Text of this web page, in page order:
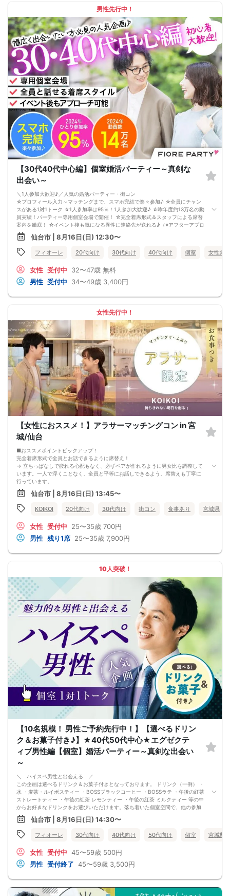
男性先行中！
【30代40代中心編】個室婚活パーティー～真剣な
出会い～
＼1人参加大歓迎♪／人気の婚活パーティー・街コン
☆プロフィール入力～マッチングまで、スマホ完結で楽々参加♪ ☆全員にチャン
スがある1対1トーク ☆1人参加率は95％！1人参加大歓迎♪ ☆昨年度約13万名の動
員実績！パーティー専用個室会場で開催！ ☆完全着席形式＆スタッフによる席替
案内を徹底！ ☆イベント後も気になる異性に連絡先が送れる♪（※アフターアプロ
ーチ機能） スタッフが最初から最後まで進行するので、フリータイムで放置され
て人気の方と一度もお話できずに気が付いたらイベント終了・・・ということは
一切ありません！ 持ち物について ・ご本人様確認書類（無い場合はキャンセル扱
いとなります） ・最新版Google Chromeか最新版Safariを使用可能なスマホ （こ
上、カードスタイルに切り替えて催行する場合がございます。） ・なるべくお釣
銭がでないようご用意いただけますと幸いです。 ※集客状況に応じてサムネイル
等が変更になる場合がございます。 参加年齢と参加条件は変更されませんのでご
仙台市 | 8月16日(日) 12:30〜
フィオーレ 20代向け 30代向け 40代向け 個室 女性無
女性 受付中 32〜47歳 無料
男性 受付中 34〜49歳 3,400円
女性先行中！
【女性におススメ！】アラサーマッチングコン in 宮
城/仙台
■おススメポイントピックアップ！
完全着席形式で全員とお話できるように席替え！
→ 立ちっぱなしで疲れる心配もなく、必ずペアが作れるように男女比を調整して
います。一人で浮くことなく、全員と平等にお話しできるよう、席替えも丁寧に
行っています。
会話を盛り上げるプロフィールシート！
→ 趣味や好みからスムーズに会話がスタート！「何を話そう…」と悩むことな
く、共通の話題で盛り上がれます。
自然なつながりをサポートするマッチングゲーム開催！
返却されるので安心です。
■最少催行人数
男女4対4
4品以上のコース料理＋アルコール含む飲み放題付き！
→ お酒が飲めない方にはソフトドリンクも豊富にご用意しています！
仙台市 | 8月16日(日) 13:45〜
KOIKOI 20代向け 30代向け 街コン 食事あり 宮城県
女性 受付中 25〜35歳 700円
男性 残り1席 25〜35歳 7,900円
10人突破！
【10名規模！ 男性ご予約先行中！】【選べるドリン
ク＆お菓子付き♪】★40代50代中心★エグゼクテ
ィブ男性編【個室】婚活パーティー～真剣な出会い
～
＼ ハイスペ男性と出会える ／
この企画は選べるドリンク＆お菓子付きとなっております。 ドリンク（一例） ・
水 ・麦茶・ルイボスティー ・BOSSブラックコーヒー ・BOSSラテ ・午後の紅茶
ストレートティー ・午後の紅茶 レモンティー ・午後の紅茶 ミルクティー 等の中
からお好きなドリンクをお選びいただけます。落ち着いた個室空間で、他の参加
者の方の目を気にせず、 1対1でお相手とお話しする事ができます。 パーティー中
もスタッフがサポートするので、初参加の方でも安心です♪ 未来に繋がる運命の
恋が見つかるチャンスです☆ -----------------------------------------------
--------------------------------- 全員の方と必ずお話頂ける、フリータイム無
で、初参加の方でも安心です♪ ＼1人参加率は平均95％／ もちろんご友人様との
ご参加もお待ちしております★ ※集客状況に応じてサムネイル等が変更になる場
合がございます。 参加年齢と参加条件は変更されませんのでご安心ください。
仙台市 | 8月16日(日) 14:30〜
フィオーレ 30代向け 40代向け 50代向け 個室 宮城県
女性 受付中 45〜59歳 500円
男性 受付終了 45〜59歳 3,500円